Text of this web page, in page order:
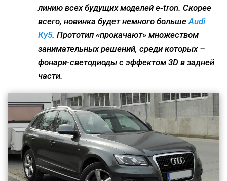
линию всех будущих моделей e-tron. Скорее
всего, новинка будет немного большеAudi
Ку5. Прототип «прокачают» множеством
занимательных решений, среди которых –
фонари-светодиоды с эффектом 3D в задней
части.